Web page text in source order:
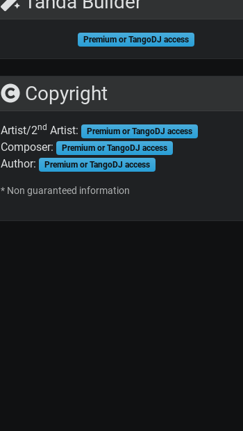
Premium or TangoDJ access
Copyright
Artist/2nd Artist: Premium or TangoDJ access
Composer: Premium or TangoDJ access
Author: Premium or TangoDJ access
* Non guaranteed information